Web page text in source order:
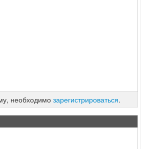
необходимо зарегистрироваться.